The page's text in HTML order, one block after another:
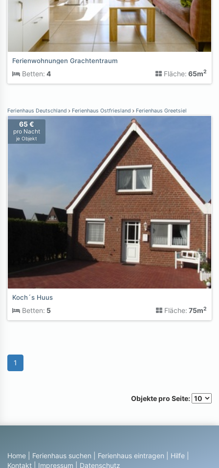
Ferienwohnungen Grachtentraum
Betten: 4 Fläche: 65m2
Ferienhaus Deutschland Ferienhaus Ostfriesland Ferienhaus Greetsiel
65 €
pro Nacht
je Objekt
Koch´s Huus
Betten: 5 Fläche: 75m2
1
Objekte pro Seite:
Home Ferienhaus suchen Ferienhaus eintragen Hilfe
Kontakt
Impressum Datenschutz